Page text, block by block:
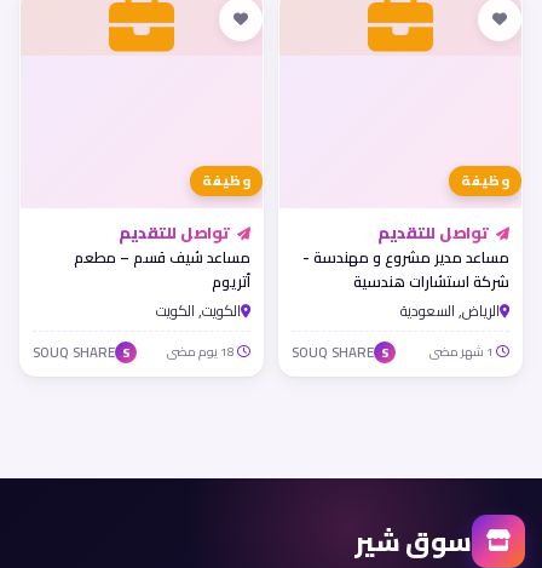
وظيفة
تواصل للتقديم
مساعد مدير مشروع و مهندسة -
شركة استشارات هندسية
الرياض, السعودية
S
SOUQ SHARE
وظيفة
تواصل للتقديم
مساعد شيف قسم – مطعم
أتريوم
الكويت, الكويت
S
SOUQ SHARE
سوق شير